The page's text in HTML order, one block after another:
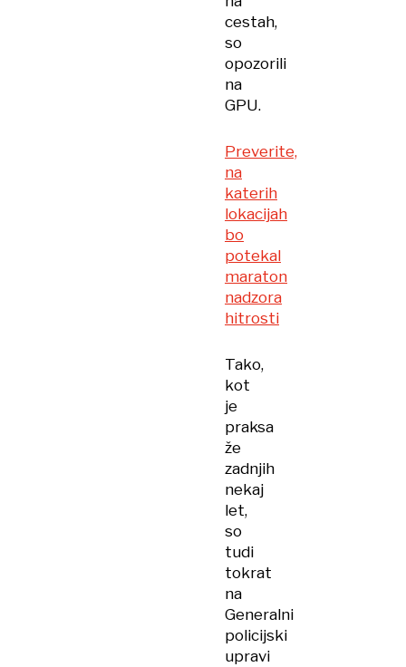
cestah,
so
opozorili
na
GPU.
Preverite,
na
katerih
lokacijah
bo
potekal
maraton
nadzora
hitrosti
Tako,
kot
je
praksa
že
zadnjih
nekaj
let,
so
tudi
tokrat
na
Generalni
policijski
upravi